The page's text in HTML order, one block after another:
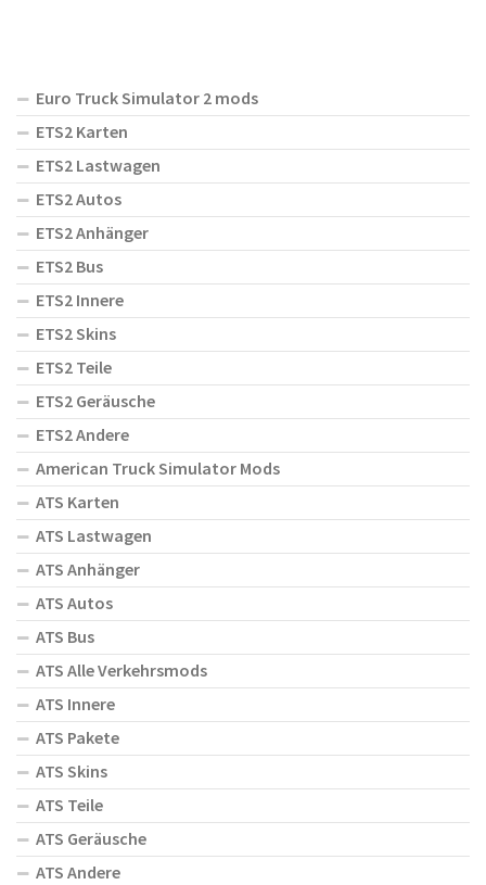
Euro Truck Simulator 2 mods
ETS2 Karten
ETS2 Lastwagen
ETS2 Autos
ETS2 Anhänger
ETS2 Bus
ETS2 Innere
ETS2 Skins
ETS2 Teile
ETS2 Geräusche
ETS2 Andere
American Truck Simulator Mods
ATS Karten
ATS Lastwagen
ATS Anhänger
ATS Autos
ATS Bus
ATS Alle Verkehrsmods
ATS Innere
ATS Pakete
ATS Skins
ATS Teile
ATS Geräusche
ATS Andere